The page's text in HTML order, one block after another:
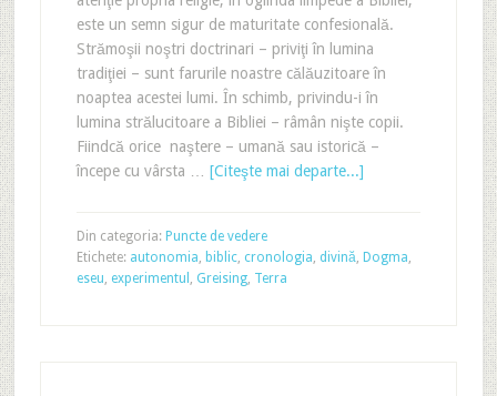
este un semn sigur de maturitate confesională.
Strămoşii noştri doctrinari – priviţi în lumina
tradiţiei – sunt farurile noastre călăuzitoare în
noaptea acestei lumi. În schimb, privindu-i în
lumina strălucitoare a Bibliei – râmân nişte copii.
Fiindcă orice naştere – umană sau istorică –
începe cu vârsta … [Citeşte mai departe...]
Din categoria: Puncte de vedere
Etichete: autonomia, biblic, cronologia, divină, Dogma,
eseu, experimentul , Greising, Terra